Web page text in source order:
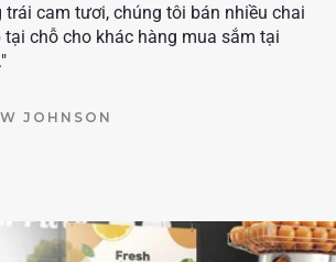
trái cam tươi, chúng tôi bán nhiều chai
chỗ cho khác hàng mua sắm tại
JOHNSON